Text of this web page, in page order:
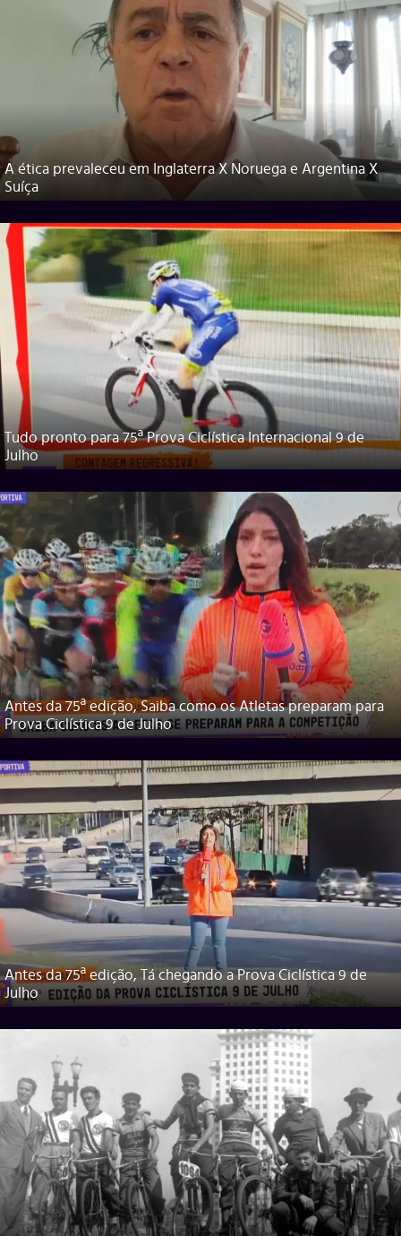
A ética prevaleceu em Inglaterra X Noruega e Argentina X
Suíça
Tudo pronto para 75ª Prova Ciclística Internacional 9 de
Julho
Antes da 75ª edição, Saiba como os Atletas preparam para
Prova Ciclística 9 de Julho
Antes da 75ª edição, Tá chegando a Prova Ciclística 9 de
Julho